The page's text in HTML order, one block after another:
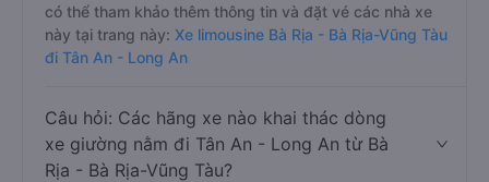
có thể tham khảo thêm thông tin và đặt vé các nhà xe
này tại trang này: Xe limousine Bà Rịa - Bà Rịa-Vũng Tàu
đi Tân An - Long An
Câu hỏi: Các hãng xe nào khai thác dòng
xe giường nằm đi Tân An - Long An từ Bà
Rịa - Bà Rịa-Vũng Tàu?